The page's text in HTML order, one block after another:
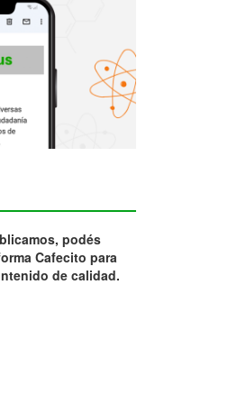
podés
Cafecito para
de calidad.